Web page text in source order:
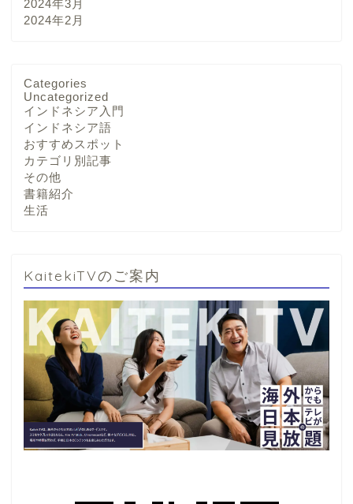
2024年3月
2024年2月
Categories
Uncategorized
インドネシア入門
インドネシア語
おすすめスポット
カテゴリ別記事
その他
書籍紹介
生活
KaitekiTVのご案内